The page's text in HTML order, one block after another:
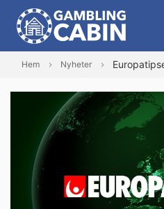
Hem Nyheter